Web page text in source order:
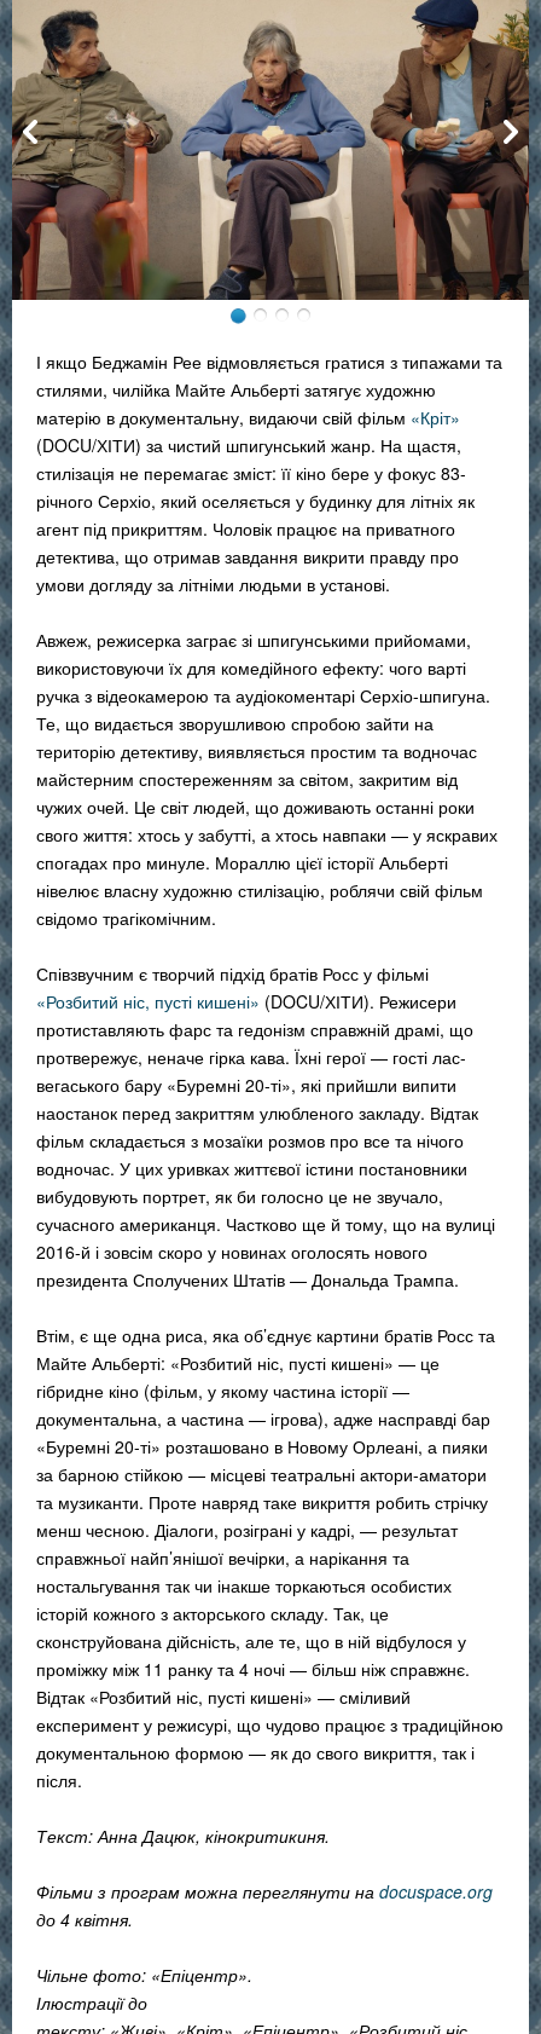
І якщо Беджамін Рее відмовляється гратися з типажами та
стилями, чилійка Майте Альберті затягує художню
матерію в документальну, видаючи свій фільм «Кріт»
(DOCU/ХІТИ) за чистий шпигунський жанр. На щастя,
стилізація не перемагає зміст: її кіно бере у фокус 83-
річного Серхіо, який оселяється у будинку для літніх як
агент під прикриттям. Чоловік працює на приватного
детектива, що отримав завдання викрити правду про
умови догляду за літніми людьми в установі.
Авжеж, режисерка заграє зі шпигунськими прийомами,
використовуючи їх для комедійного ефекту: чого варті
ручка з відеокамерою та аудіокоментарі Серхіо-шпигуна.
Те, що видається зворушливою спробою зайти на
територію детективу, виявляється простим та водночас
майстерним спостереженням за світом, закритим від
чужих очей. Це світ людей, що доживають останні роки
свого життя: хтось у забутті, а хтось навпаки — у яскравих
спогадах про минуле. Мораллю цієї історії Альберті
нівелює власну художню стилізацію, роблячи свій фільм
свідомо трагікомічним.
Співзвучним є творчий підхід братів Росс у фільмі
«Розбитий ніс, пусті кишені» (DOCU/ХІТИ). Режисери
протиставляють фарс та гедонізм справжній драмі, що
протвережує, неначе гірка кава. Їхні герої — гості лас-
вегаського бару «Буремні 20-ті», які прийшли випити
наостанок перед закриттям улюбленого закладу. Відтак
фільм складається з мозаїки розмов про все та нічого
водночас. У цих уривках життєвої істини постановники
вибудовують портрет, як би голосно це не звучало,
сучасного американця. Частково ще й тому, що на вулиці
2016-й і зовсім скоро у новинах оголосять нового
президента Сполучених Штатів — Дональда Трампа.
Втім, є ще одна риса, яка об’єднує картини братів Росс та
Майте Альберті: «Розбитий ніс, пусті кишені» — це
гібридне кіно (фільм, у якому частина історії —
документальна, а частина — ігрова), адже насправді бар
«Буремні 20-ті» розташовано в Новому Орлеані, а пияки
за барною стійкою — місцеві театральні актори-аматори
та музиканти. Проте навряд таке викриття робить стрічку
менш чесною. Діалоги, розіграні у кадрі, — результат
справжньої найп’янішої вечірки, а нарікання та
ностальгування так чи інакше торкаються особистих
історій кожного з акторського складу. Так, це
сконструйована дійсність, але те, що в ній відбулося у
проміжку між 11 ранку та 4 ночі — більш ніж справжнє.
Відтак «Розбитий ніс, пусті кишені» — сміливий
експеримент у режисурі, що чудово працює з традиційною
документальною формою — як до свого викриття, так і
після.
Текст: Анна Дацюк, кінокритикиня.
Фільми з програм можна переглянути на docuspace.org
до 4 квітня.
Чільне фото: «Епіцентр».
Ілюстрації до